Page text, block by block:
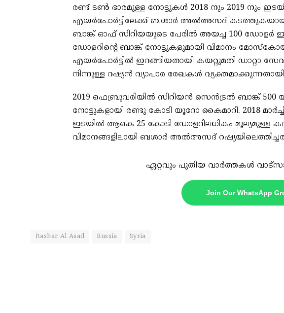
രണ്ട് ടണ്‍ ഭാരമുള്ള നോട്ടുകള്‍ 2018 നും 2019 നും
എയര്‍പോര്‍ട്ടിലേക്ക് ബശാര്‍ അല്‍അസദ്
ബാങ്ക് ഓഫ് സിറിയയുടെ പേരില്‍ അയച്ച 100 ഡോളര്‍
ഡോളറിന്റെ ബാങ്ക് നോട്ടുകളുമായി വിമാനം
എയര്‍പോര്‍ട്ടില്‍ ഇറങ്ങിയതായി കയറ്റുമതി ഡാറ്റാ
നിന്നുള്ള റഷ്യന്‍ വ്യാപാര രേഖകള്‍
2019 ഫെബ്രുവരിയില്‍ സിറിയന്‍ സെന്‍ട്രല്‍ ബാങ്ക് 500
നോട്ടുകളായി രണ്ടു കോടി യൂറോ കൈമാറി. 2018
ഇടയില്‍ ആകെ 25 കോടി ഡോളറിലധികം മൂല്യമുള്ള
വിമാനങ്ങളിലായി ബശാര്‍ അല്‍അസദ്
ഏറ്റവും പുതിയ വാർത്തകൾ
Join Our WhatsApp
Bashar Al Asad Russia Syria